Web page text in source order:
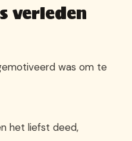
verleden
was om te
het liefst deed,